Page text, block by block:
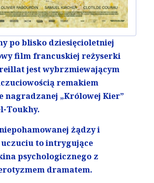
po blisko dziesięcioletniej
film francuskiej reżyserki
jest wybrzmiewającym
remakiem
nagradzanej „Królowej Kier”
Toukhy.
żądzy i
to intrygujące
psychologicznego z
dramatem.